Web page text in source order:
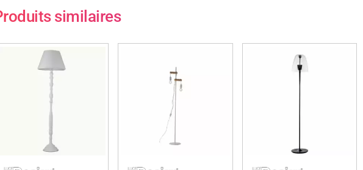
similaires